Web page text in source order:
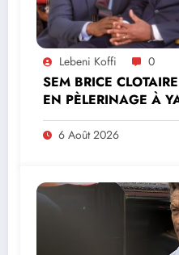
Lebeni Koffi 0
SEM BRICE
EN PÈLERINAGE À
MINISTRE PAULIN
PREND PART À LA
6 Août 2026